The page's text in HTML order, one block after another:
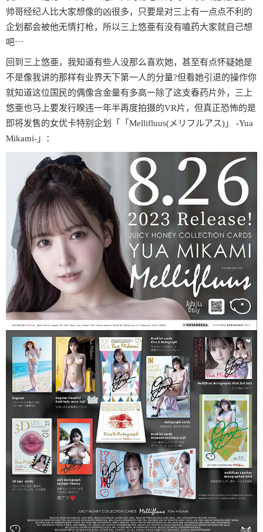
帅哥经纪人比大家想像的凶很多，只要是对三上有一点点不利的
企划都会被他无情打枪，所以三上悠亜有没有嗑药大家就自己想
吧⋯
回到三上悠亜，我知道有些人没那么喜欢她，甚至有点怀疑她是
不是像我讲的那样有业界天下第一人的分量?但看她引退的操作你
就知道这位国民的偶像含金量有多高ー除了这支春药片外，三上
悠亜也马上要发行睽违一年半再度拍摄的VR片，但真正恐怖的是
即将发售的女优卡特别企划「「Mellifluus(メリフルアス)」 -Yua
Mikami-」：